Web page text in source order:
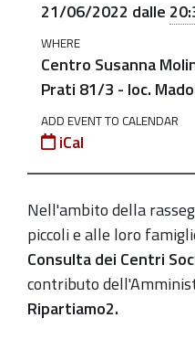
21
giugno
2022
2022-
06-
21T20:30:00+02:00
2022-
21T21:30:00+02:00
Ore
20.30
-21.30
Centro
21/06/2022 dalle
WHERE
Centro Susanna
Prati 81/3 - loc.
ADD EVENT TO CALENDAR
iCal
Nell'ambito della
piccoli e alle loro
Consulta dei Centri
contributo
Ripartiamo2.